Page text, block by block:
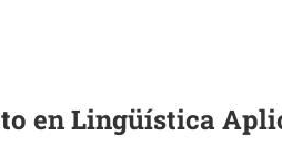
en Lingüística